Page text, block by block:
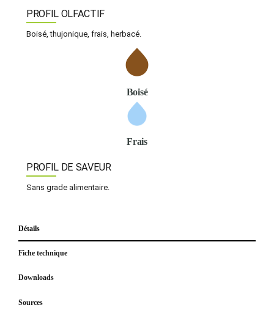
PROFIL OLFACTIF
Boisé, thujonique, frais, herbacé.
Boisé
Frais
PROFIL DE SAVEUR
Sans grade alimentaire.
Détails
Fiche technique
Downloads
Sources